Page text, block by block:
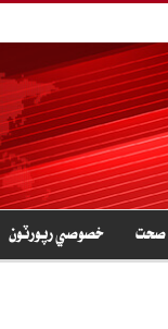
صحت خصوصي رپورٽون